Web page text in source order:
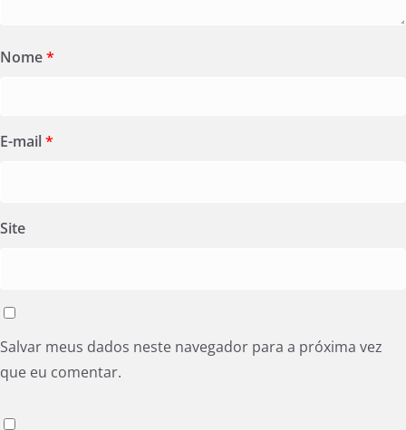
Nome*
E-mail*
Site
Salvar meus dados neste navegador para a próxima vez
que eu comentar.